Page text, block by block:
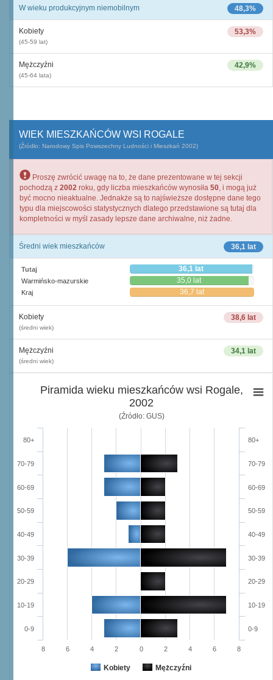
48,3%
W wieku produkcyjnym niemobilnym
53,3%
Kobiety
(45-59 lat)
42,9%
Mężczyźni
(45-64 lata)
WIEK MIESZKAŃCÓW WSI ROGALE
(Źródło: Narodowy Spis Powszechny Ludności i Mieszkań 2002)
Proszę zwrócić uwagę na to, że dane prezentowane w tej sekcji
pochodzą z 2002 roku, gdy liczba mieszkańców wynosiła 50, i mogą już
być mocno nieaktualne. Jednakże są to najświeższe dostępne dane tego
typu dla miejscowości statystycznych dlatego przedstawione są tutaj dla
kompletności w myśl zasady lepsze dane archiwalne, niż żadne.
36,1 lat
Średni wiek mieszkańców
Tutaj 36,1 lat
Warmińsko-mazurskie 35,0 lat
Kraj 36,7 lat
38,6 lat
Kobiety
(średni wiek)
34,1 lat
Mężczyźni
(średni wiek)
Piramida wieku mieszkańców wsi Rogale,
2002
(Źródło: GUS)
Kobiety Mężczyźni
0-9
10-19
20-29
30-39
40-49
50-59
60-69
70-79
80+
0-9
10-19
20-29
30-39
40-49
50-59
60-69
70-79
80+
8 6 4 2 0 2 4 6 8